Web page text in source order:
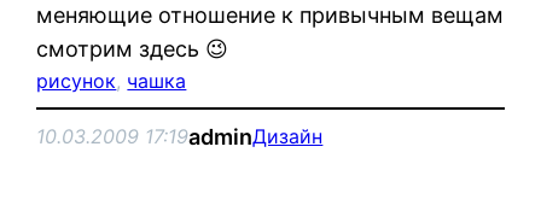
меняющие отношение к привычным вещам
смотрим здесь 😉
рисунок, чашка
10.03.2009 17:19adminДизайн